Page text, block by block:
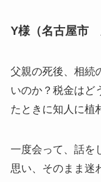
Y様（名古屋市
父親の死後、相続
いのか？税金はど
たときに知人に植
一度会って、話を
思い、そのまま迷